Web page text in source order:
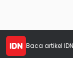
Baca artikel